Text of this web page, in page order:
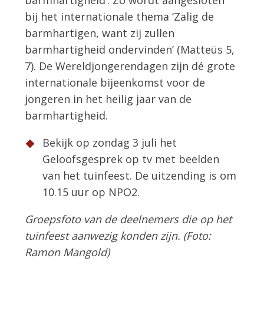
bij het internationale thema ‘Zalig de
barmhartigen, want zij zullen
barmhartigheid ondervinden’ (Matteüs 5,
7). De Wereldjongerendagen zijn dé grote
internationale bijeenkomst voor de
jongeren in het heilig jaar van de
barmhartigheid.
Bekijk op zondag 3 juli het
Geloofsgesprek op tv met beelden
van het tuinfeest. De uitzending is om
10.15 uur op NPO2.
Groepsfoto van de deelnemers die op het
tuinfeest aanwezig konden zijn. (Foto:
Ramon Mangold)